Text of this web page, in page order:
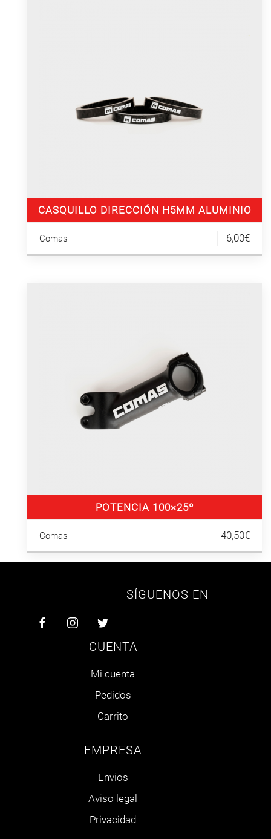
CASQUILLO DIRECCIÓN H5MM ALUMINIO
Comas 6,00€
POTENCIA 100×25º
Comas 40,50€
SÍGUENOS EN
CUENTA
Mi cuenta
Pedidos
Carrito
EMPRESA
Envios
Aviso legal
Privacidad